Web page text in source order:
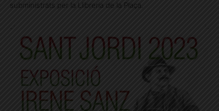
subministrats per la Llibreria de la Plaça.